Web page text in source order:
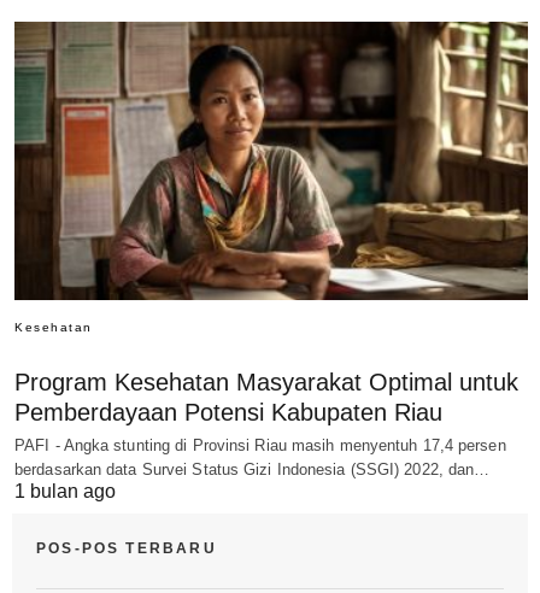
Kesehatan
Program Kesehatan Masyarakat Optimal untuk
Pemberdayaan Potensi Kabupaten Riau
PAFI - Angka stunting di Provinsi Riau masih menyentuh 17,4 persen
berdasarkan data Survei Status Gizi Indonesia (SSGI) 2022, dan…
1 bulan ago
POS-POS TERBARU